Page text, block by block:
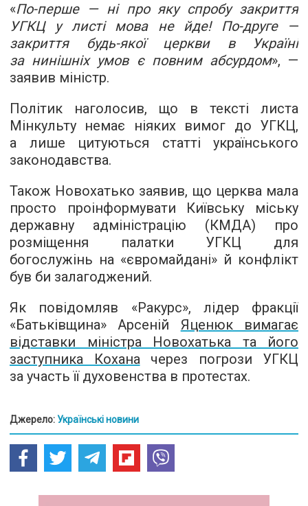
«По-перше — ні про яку спробу закриття
УГКЦ у листі мова не йде! По-друге —
закриття будь-якої церкви в Україні
за нинішніх умов є повним абсурдом», —
заявив міністр.
Політик наголосив, що в тексті листа
Мінкульту немає ніяких вимог до УГКЦ,
а лише цитуються статті українського
законодавства.
Також Новохатько заявив, що церква мала
просто проінформувати Київську міську
державну адміністрацію (КМДА) про
розміщення палатки УГКЦ для
богослужінь на «євромайдані» й конфлікт
був би залагоджений.
Як повідомляв «Ракурс», лідер фракції
«Батьківщина» Арсеній Яценюк вимагає
відставки міністра Новохатька та його
заступника Коханачерез погрози УГКЦ
за участь її духовенства в протестах.
Джерело: Українські новини